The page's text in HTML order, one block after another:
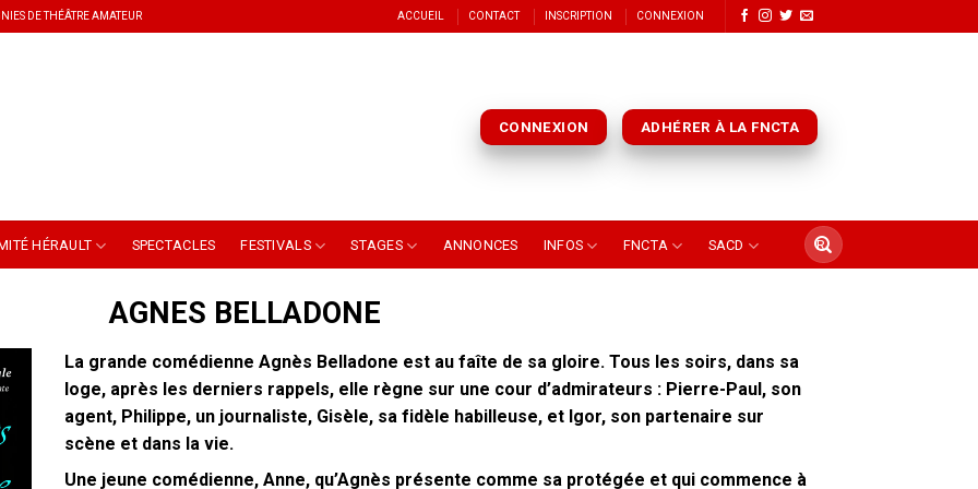
DE THÉÂTRE AMATEUR ACCUEIL CONTACT INSCRIPTION CONNEXION
CONNEXION ADHÉRER À LA FNCTA
HÉRAULT SPECTACLES FESTIVALS STAGES ANNONCES INFOS FNCTA SACD
AGNES BELLADONE
La grande comédienne Agnès Belladone est au faîte de sa gloire. Tous les soirs, dans sa
loge, après les derniers rappels, elle règne sur une cour d’admirateurs : Pierre-Paul, son
agent, Philippe, un journaliste, Gisèle, sa fidèle habilleuse, et Igor, son partenaire sur
scène et dans la vie.
Une jeune comédienne, Anne, qu’Agnès présente comme sa protégée et qui commence à